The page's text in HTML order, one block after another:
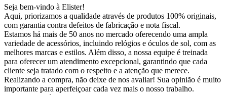
Seja bem-vindo à Elister!
Aqui, priorizamos a qualidade através de produtos 100% originais,
com garantia contra defeitos de fabricação e nota fiscal.
Estamos há mais de 50 anos no mercado oferecendo uma ampla
variedade de acessórios, incluindo relógios e óculos de sol, com as
melhores marcas e estilos. Além disso, a nossa equipe é treinada
para oferecer um atendimento excepcional, garantindo que cada
cliente seja tratado com o respeito e a atenção que merece.
Realizando a compra, não deixe de nos avaliar! Sua opinião é muito
importante para aperfeiçoar cada vez mais o nosso trabalho.